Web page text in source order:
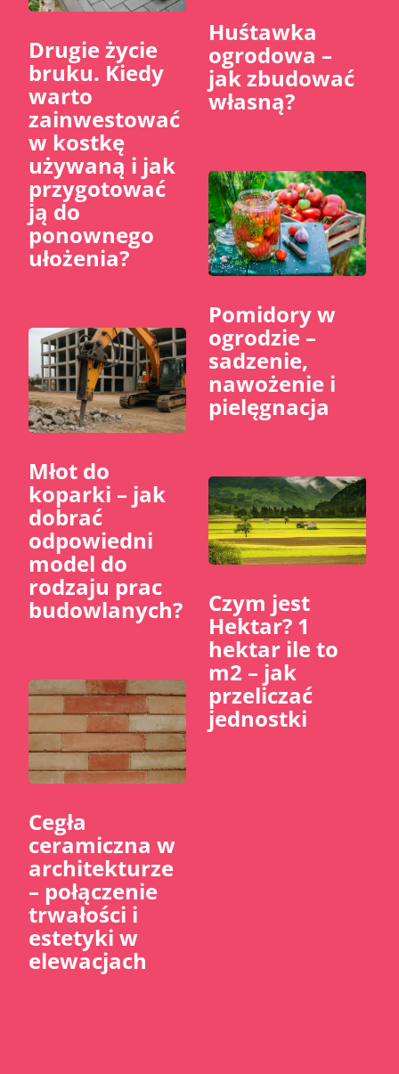
​Drugie życie
bruku. Kiedy
warto
zainwestować
w kostkę
używaną i jak
przygotować
ją do
ponownego
ułożenia?
Młot do
koparki – jak
dobrać
odpowiedni
model do
rodzaju prac
budowlanych?
Cegła
ceramiczna w
architekturze
– połączenie
trwałości i
estetyki w
elewacjach
Huśtawka
ogrodowa –
jak zbudować
własną?
Pomidory w
ogrodzie –
sadzenie,
nawożenie i
pielęgnacja
Czym jest
Hektar? 1
hektar ile to
m2 – jak
przeliczać
jednostki